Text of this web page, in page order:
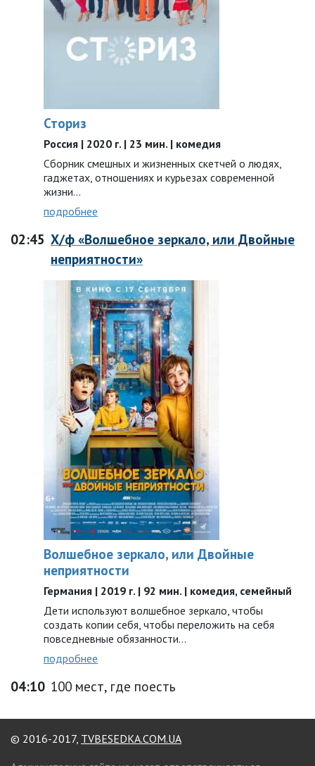
Сториз
Россия | 2020 г. | 23 мин. | комедия
Сборник смешных и жизненных скетчей о людях,
гаджетах, отношениях и курьезах современной
жизни…
подробнее
02:45 Х/ф «Волшебное зеркало, или Двойные
неприятности»
Волшебное зеркало, или Двойные
неприятности
Германия | 2019 г. | 92 мин. | комедия, семейный
Дети используют волшебное зеркало, чтобы
создать копии себя, чтобы переложить на себя
повседневные обязанности…
подробнее
04:10 100 мест, где поесть
© 2016-2017, TVBESEDKA.COM.UA